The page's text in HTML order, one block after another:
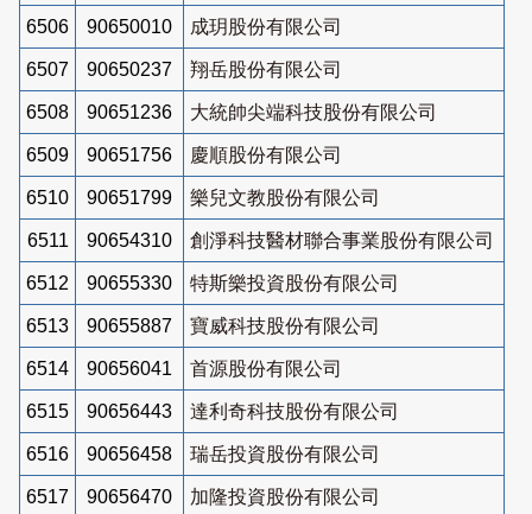
6506 90650010 成玥股份有限公司
6507 90650237 翔岳股份有限公司
6508 90651236 大統帥尖端科技股份有限公司
6509 90651756 慶順股份有限公司
6510 90651799 樂兒文教股份有限公司
6511 90654310 創淨科技醫材聯合事業股份有限公司
6512 90655330 特斯樂投資股份有限公司
6513 90655887 寶威科技股份有限公司
6514 90656041 首源股份有限公司
6515 90656443 達利奇科技股份有限公司
6516 90656458 瑞岳投資股份有限公司
6517 90656470 加隆投資股份有限公司